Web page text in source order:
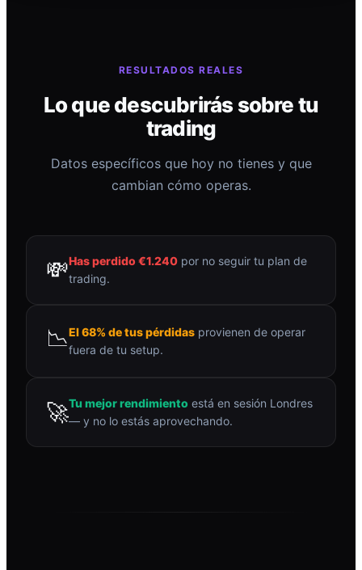
RESULTADOS REALES
Lo que descubrirás sobre tu
trading
Datos específicos que hoy no tienes y que
cambian cómo operas.
💸Has perdido €1.240 por no seguir tu plan de
trading.
📉El 68% de tus pérdidas provienen de operar
fuera de tu setup.
🚀Tu mejor rendimiento está en sesión Londres
— y no lo estás aprovechando.